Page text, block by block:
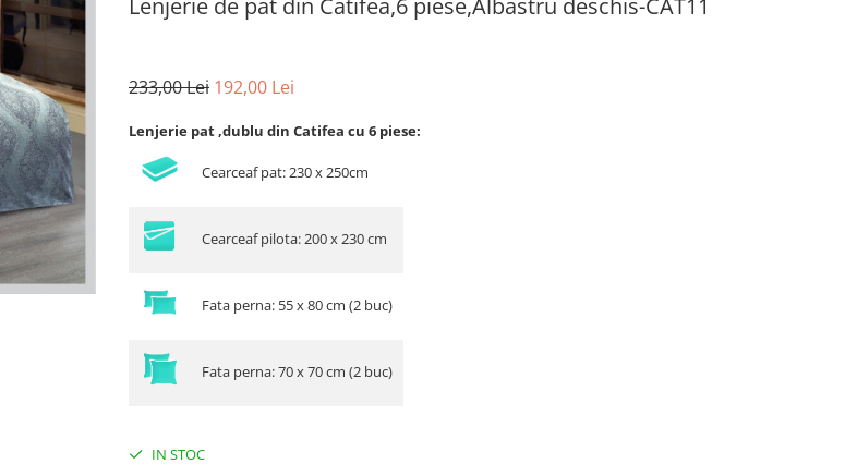
Lenjerie de pat din Catifea,6 piese,Albastru deschis-CAT11
233,00 Lei 192,00 Lei
Lenjerie pat ,dublu din Catifea cu 6 piese:
Cearceaf pat: 230 x 250cm
Cearceaf pilota: 200 x 230 cm
Fata perna: 55 x 80 cm (2 buc)
Fata perna: 70 x 70 cm (2 buc)
IN STOC